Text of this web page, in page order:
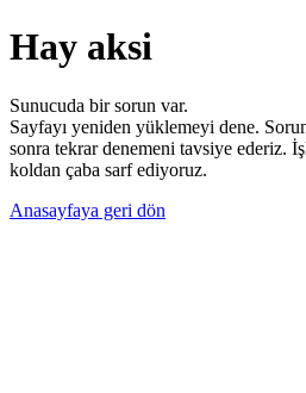
Hay aksi
Sunucuda bir sorun var.
Sayfayı yeniden yüklemeyi dene.
sonra tekrar denemeni tavsiye ederiz.
koldan çaba sarf ediyoruz.
Anasayfaya geri dön